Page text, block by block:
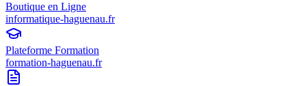
Boutique en Ligne
informatique-haguenau.fr
Plateforme Formation
formation-haguenau.fr